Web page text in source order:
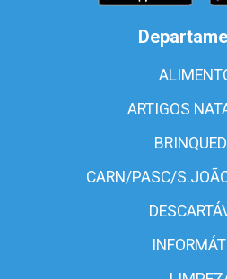
ARTIGOS
CARN/PASC/